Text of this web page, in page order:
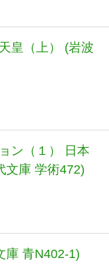
皇（上） (岩波
ン（１） 日本
文庫 学術472)
庫 青N402-1)